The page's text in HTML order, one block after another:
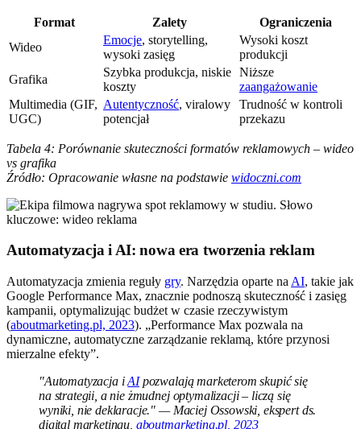
Format Zalety
Ograniczenia
Wideo
Emocje, storytelling,
wysoki zasięg
Wysoki koszt
produkcji
Grafika
Szybka produkcja, niskie
koszty
Niższe
zaangażowanie
Multimedia (GIF,
UGC)
Autentyczność, viralowy
potencjał
Trudność w kontroli
przekazu
Tabela 4: Porównanie skuteczności formatów reklamowych – wideo
vs grafika
Źródło: Opracowanie własne na podstawie widoczni.com
Automatyzacja i AI: nowa era tworzenia reklam
Automatyzacja zmienia reguły gry. Narzędzia oparte na AI, takie jak
Google Performance Max, znacznie podnoszą skuteczność i zasięg
kampanii, optymalizując budżet w czasie rzeczywistym
(aboutmarketing.pl, 2023). „Performance Max pozwala na
dynamiczne, automatyczne zarządzanie reklamą, które przynosi
mierzalne efekty”.
"Automatyzacja iAIpozwalają marketerom skupić się
na strategii, a nie żmudnej optymalizacji – liczą się
wyniki, nie deklaracje." — Maciej Ossowski, ekspert ds.
digital marketingu, aboutmarketing.pl, 2023